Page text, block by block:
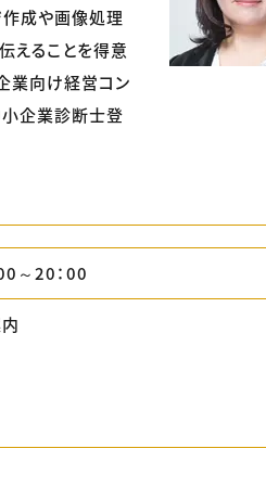
成や画像処理
えることを得意
業向け経営コン
小企業診断士登
～20：00